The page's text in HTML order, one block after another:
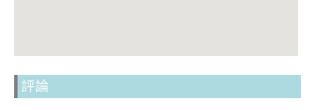
評論